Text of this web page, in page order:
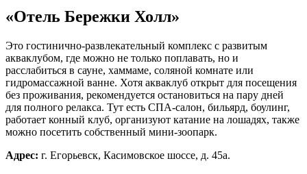
Смотреть все
Детский праздник
Выпускной
День Рождения
Вакансии
«Отель Бережки Холл»
Это гостинично-развлекательный комплекс с развитым
акваклубом, где можно не только поплавать, но и
расслабиться в сауне, хаммаме, соляной комнате или
гидромассажной ванне. Хотя акваклуб открыт для посещения
без проживания, рекомендуется остановиться на пару дней
для полного релакса. Тут есть СПА-салон, бильярд, боулинг,
работает конный клуб, организуют катание на лошадях, также
можно посетить собственный мини-зоопарк.
Адрес: г. Егорьевск, Касимовское шоссе, д. 45a.